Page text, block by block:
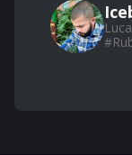
#